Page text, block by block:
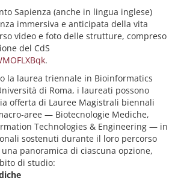
Sapienza (anche in lingua inglese)
immersiva e anticipata della vita
video e foto delle strutture, compreso
del CdS
.
la laurea triennale in Bioinformatics
di Roma, i laureati possono
offerta di Lauree Magistrali biennali
— Biotecnologie Mediche,
Technologies & Engineering — in
sostenuti durante il loro percorso
panoramica di ciascuna opzione,
di studio: